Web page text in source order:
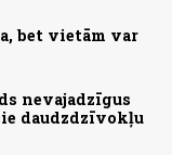
bet vietām var
nevajadzīgus
daudzdzīvokļu